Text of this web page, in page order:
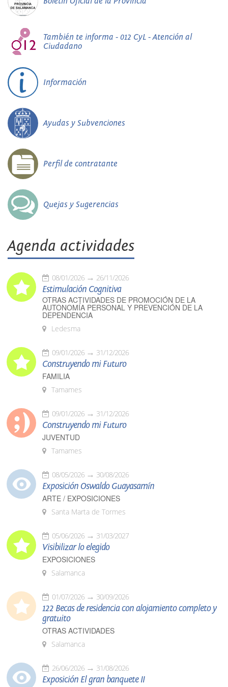
También te informa - 012 CyL - Atención al
Ciudadano
Información
Ayudas y Subvenciones
Perfil de contratante
Quejas y Sugerencias
Agenda actividades
08/01/2026 26/11/2026
Estimulación Cognitiva
OTRAS ACTIVIDADES DE PROMOCIÓN DE LA
AUTONOMÍA PERSONAL Y PREVENCIÓN DE LA
DEPENDENCIA
Ledesma
09/01/2026 31/12/2026
Construyendo mi Futuro
FAMILIA
Tamames
09/01/2026 31/12/2026
Construyendo mi Futuro
JUVENTUD
Tamames
08/05/2026 30/08/2026
Exposición Oswaldo Guayasamín
ARTE / EXPOSICIONES
Santa Marta de Tormes
05/06/2026 31/03/2027
Visibilizar lo elegido
EXPOSICIONES
Salamanca
01/07/2026 30/09/2026
122 Becas de residencia con alojamiento completo y
gratuito
OTRAS ACTIVIDADES
Salamanca
26/06/2026 31/08/2026
Exposición El gran banquete II